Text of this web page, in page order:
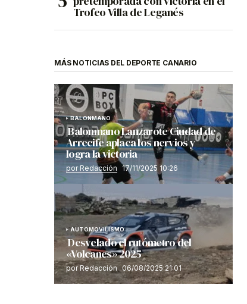
Trofeo Villa de Leganés
MÁS NOTICIAS DEL DEPORTE CANARIO
BALONMANO
Balonmano Lanzarote Ciudad de
Arrecife aplaca los nervios y
logra la victoria
por Redacción 17/11/2025 10:26
AUTOMOVILISMO
Desvelado el rutómetro del
«Volcanes» 2025
por Redacción 06/08/2025 21:01